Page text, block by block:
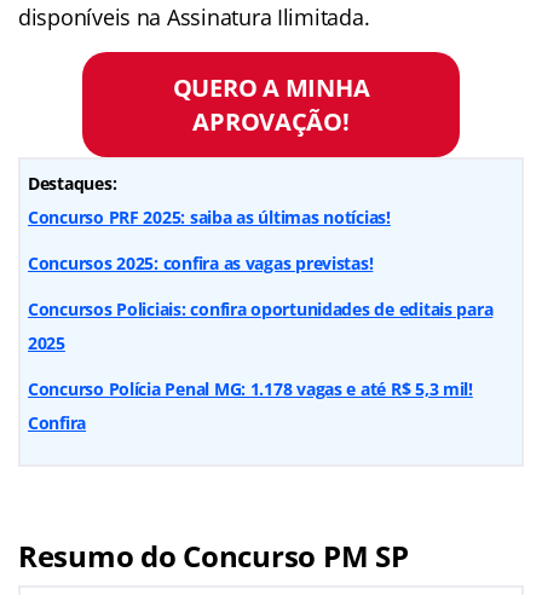
disponíveis na Assinatura Ilimitada.
QUERO A MINHA
APROVAÇÃO!
Destaques:
Concurso PRF 2025: saiba as últimas notícias!
Concursos 2025: confira as vagas previstas!
Concursos Policiais: confira oportunidades de editais para
2025
Concurso Polícia Penal MG: 1.178 vagas e até R$ 5,3 mil!
Confira
Resumo do Concurso PM SP